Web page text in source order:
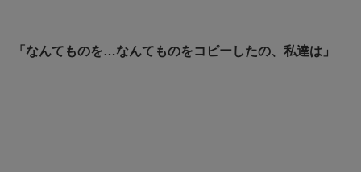
「なんてものを…なんてものをコピーしたの、私達は」